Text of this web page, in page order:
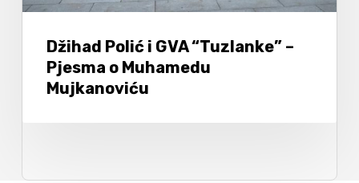
Džihad Polić i GVA “Tuzlanke” –
Pjesma o Muhamedu
Mujkanoviću